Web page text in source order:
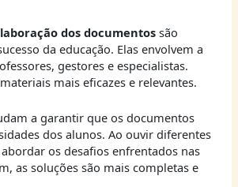
dos documentos são
da educação. Elas envolvem a
gestores e especialistas.
mais eficazes e relevantes.
a garantir que os documentos
dos alunos. Ao ouvir diferentes
os desafios enfrentados nas
as soluções são mais completas e